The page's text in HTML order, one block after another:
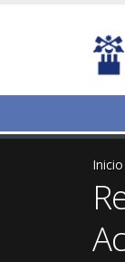
Inicio